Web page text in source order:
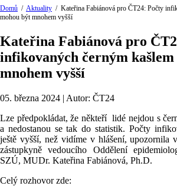
Domů / Aktuality / Kateřina Fabiánová pro ČT24: Počty
mohou být mnohem vyšší
Kateřina Fabiánová pro
infikovaných černým
mnohem vyšší
05. března 2024 | Autor: ČT24
Lze předpokládat, že někteří lidé nejdou s
a nedostanou se tak do statistik. Počty
ještě vyšší, než vidíme v hlášení, upozornila
zástupkyně vedoucího Oddělení
SZÚ, MUDr. Kateřina Fabiánová, Ph.D.
Celý rozhovor zde: